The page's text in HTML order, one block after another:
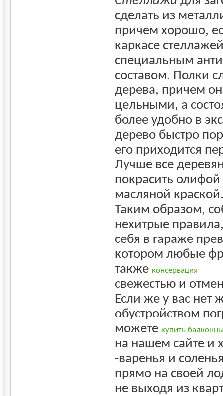
сделать из
причем хорошо,
каркасе
специальным
составом. Полки
дерева, причем
цельными, а
более удобно в
дерево быстро
его приходится
Лучше все
покрасить
масляной краской.
Таким образом,
нехитрые
себя в гараже
котором любые
также консервация
свежестью и
Если же у вас нет
обустройством
можете купить
на нашем сайте и
-варенья и
прямо на своей
не выходя из